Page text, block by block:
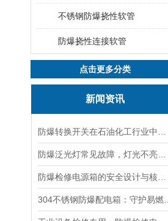
不锈钢防爆挠性软管
防爆挠性连接软管
点击更多分类
新闻资讯